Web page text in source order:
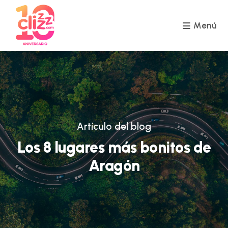
contenido
Menú
Artículo del blog
Los 8 lugares más bonitos de
Aragón